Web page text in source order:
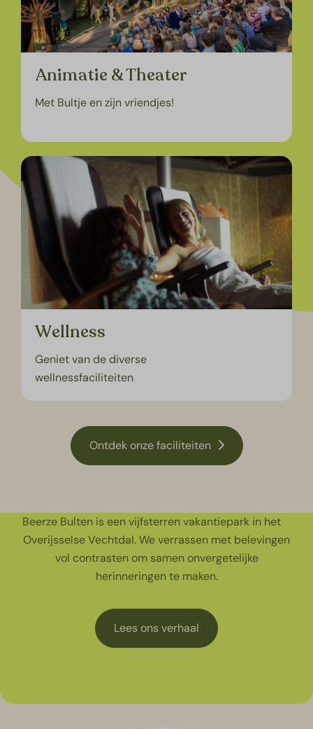
Animatie & Theater
Met Bultje en zijn vriendjes!
Wellness
Geniet van de diverse
wellnessfaciliteiten
Ontdek onze faciliteiten
Beerze Bulten is een vijfsterren vakantiepark in het
Overijsselse Vechtdal. We verrassen met belevingen
vol contrasten om samen onvergetelijke
herinneringen te maken.
Lees ons verhaal